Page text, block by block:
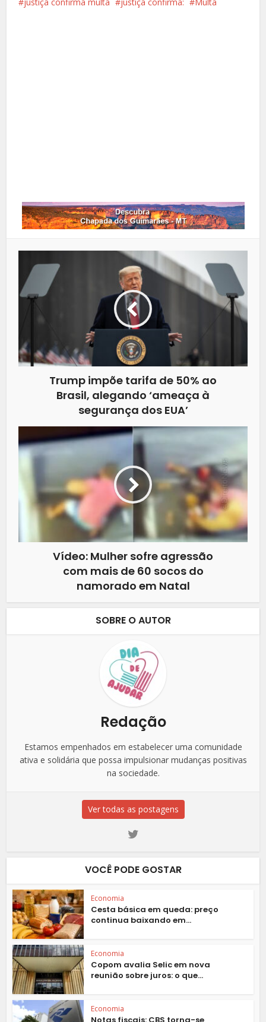
Trump impõe tarifa de 50% ao
Brasil, alegando ‘ameaça à
segurança dos EUA’
Vídeo: Mulher sofre agressão
com mais de 60 socos do
namorado em Natal
SOBRE O AUTOR
Redação
Estamos empenhados em estabelecer uma comunidade
ativa e solidária que possa impulsionar mudanças positivas
na sociedade.
Ver todas as postagens
VOCÊ PODE GOSTAR
Economia
Cesta básica em queda: preço
continua baixando em...
Economia
Copom avalia Selic em nova
reunião sobre juros: o que...
Economia
Notas fiscais: CBS torna-se